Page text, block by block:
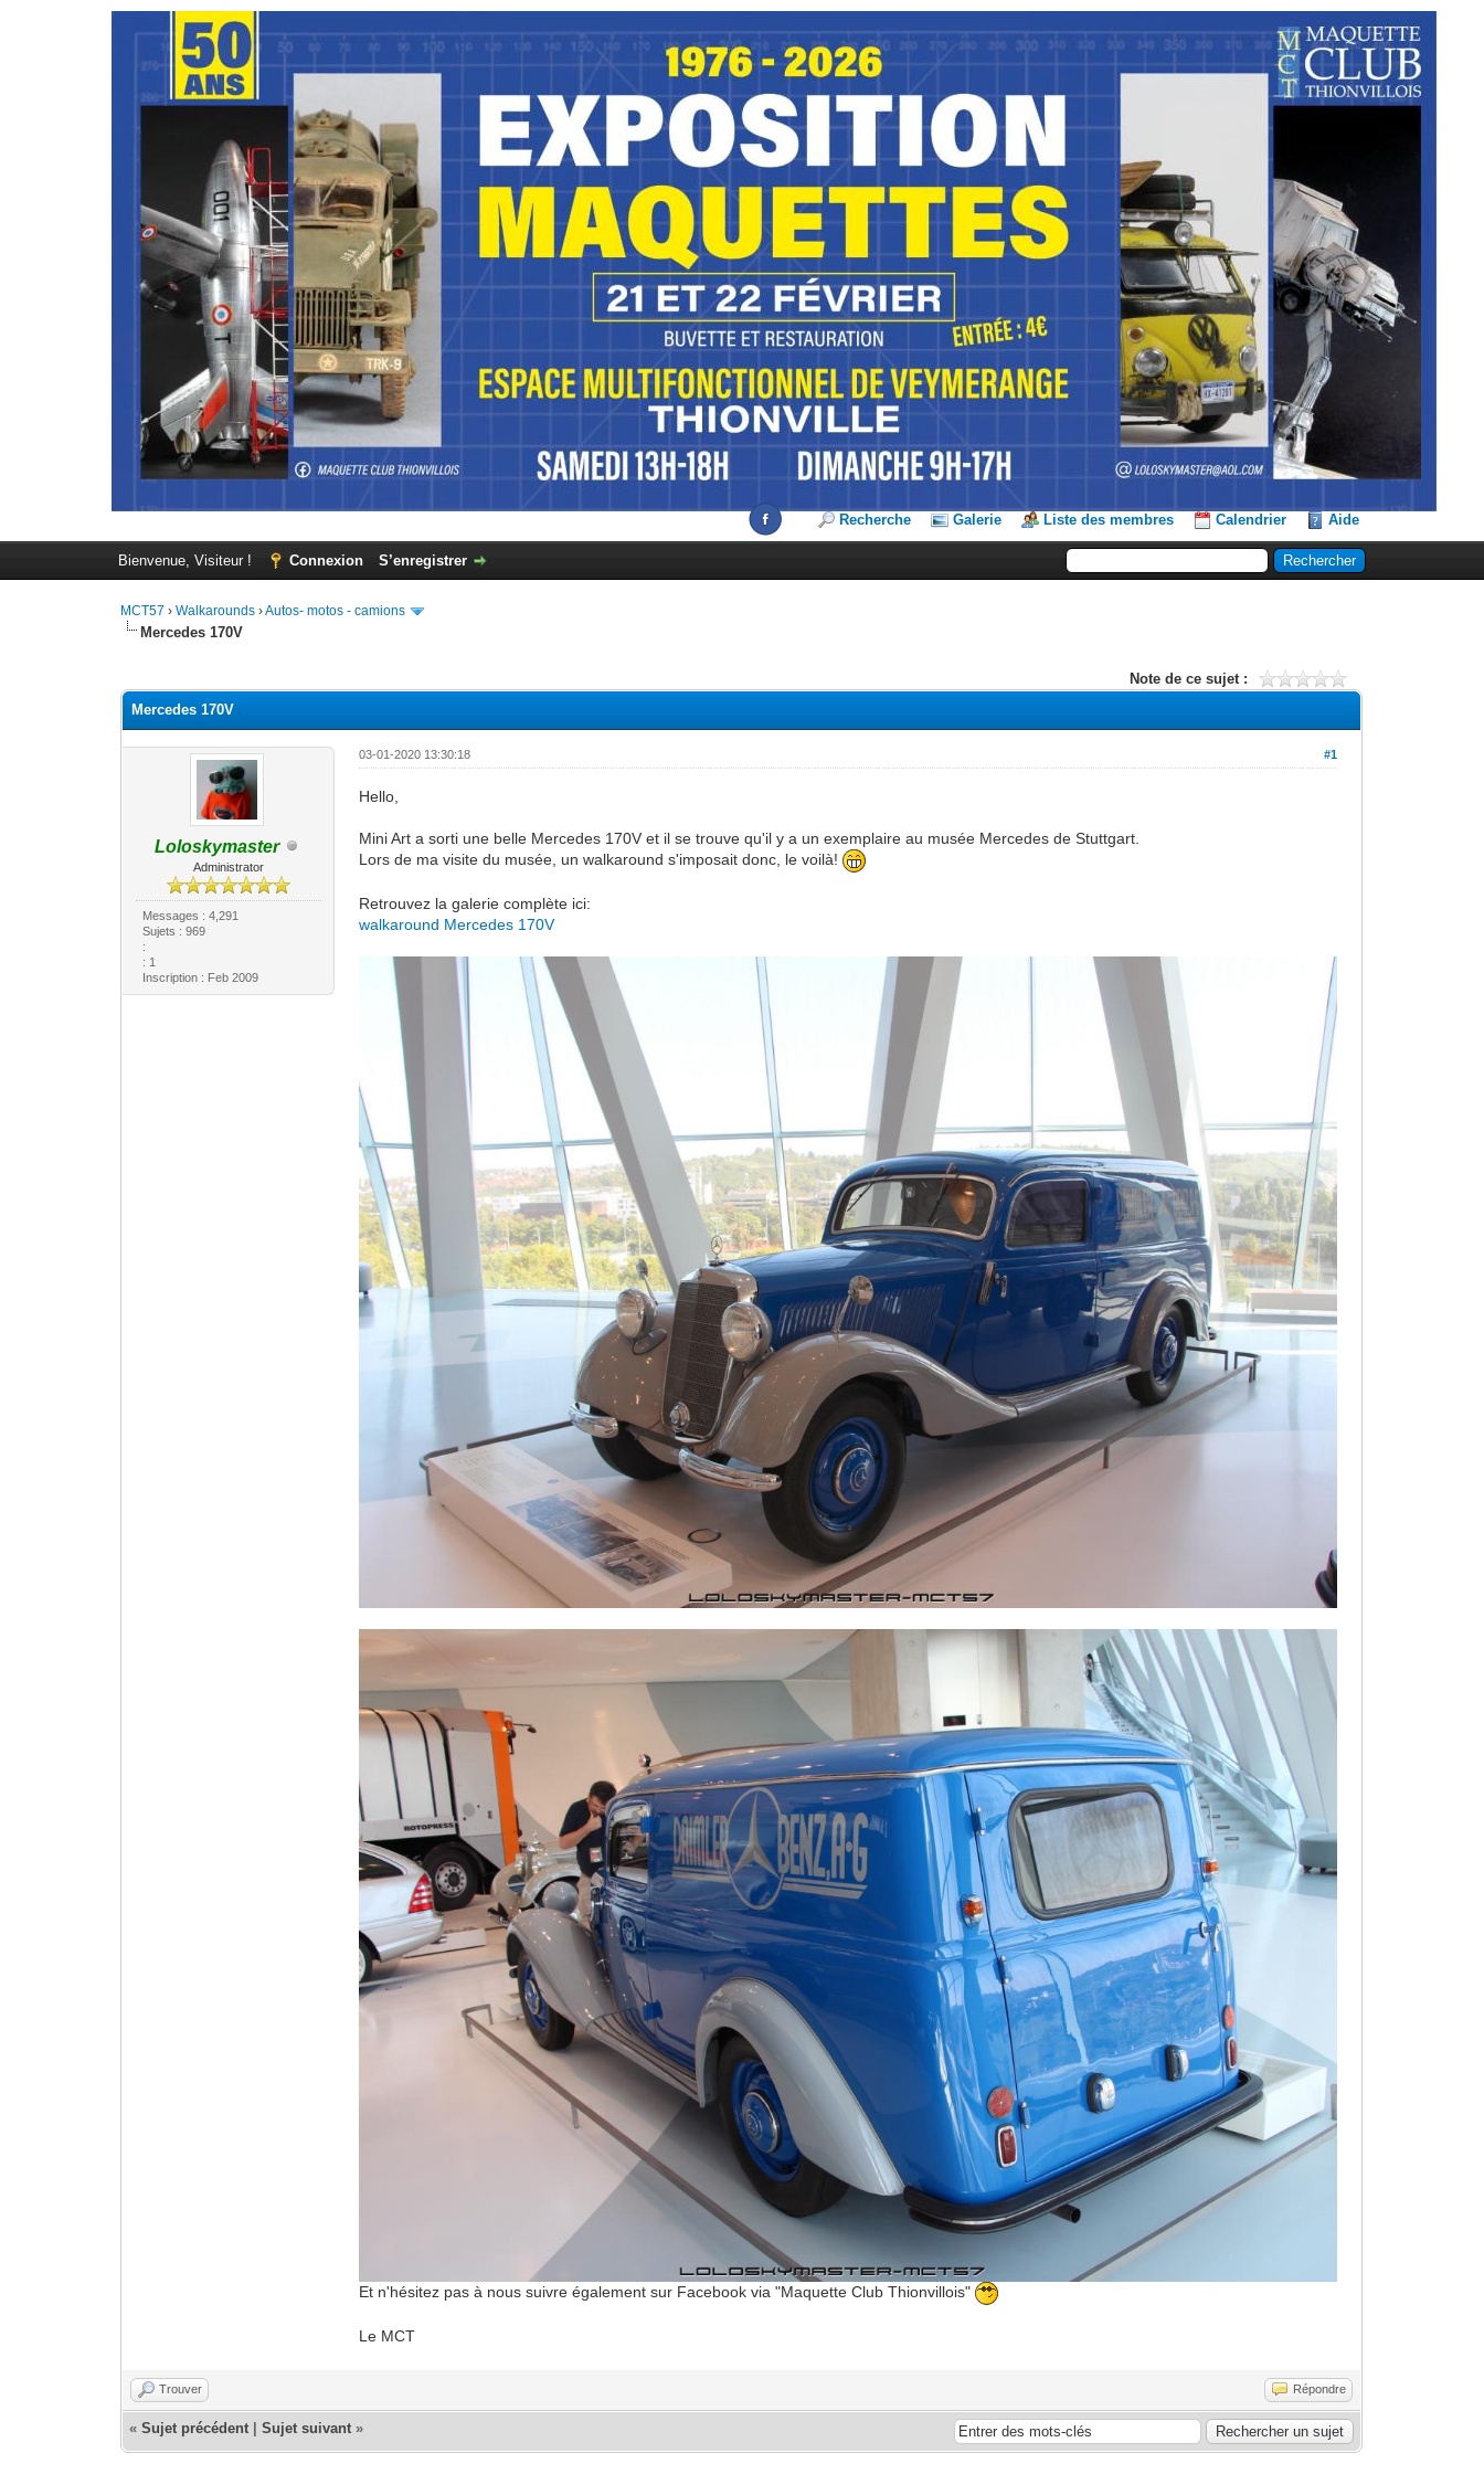
Recherche Galerie Liste des membres Calendrier Aide
Bienvenue, Visiteur ! Connexion S’enregistrer
MCT57 ›Walkarounds ›Autos- motos - camions
Mercedes 170V
Note de ce sujet :
Mercedes 170V
Loloskymaster
Administrator
Messages : 4,291
Sujets : 969
:
: 1
Inscription : Feb 2009
#1
03-01-2020 13:30:18
Hello,
Mini Art a sorti une belle Mercedes 170V et il se trouve qu'il y a un exemplaire au musée Mercedes de Stuttgart.
Lors de ma visite du musée, un walkaround s'imposait donc, le voilà!
Retrouvez la galerie complète ici:
walkaround Mercedes 170V
Et n'hésitez pas à nous suivre également sur Facebook via "Maquette Club Thionvillois"
Le MCT
Trouver Répondre
«Sujet précédent |Sujet suivant »